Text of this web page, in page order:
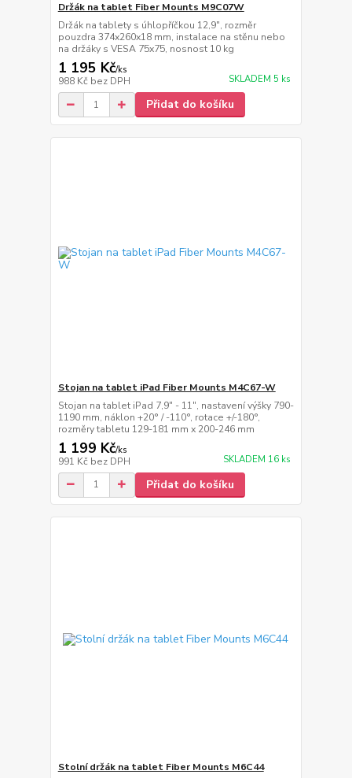
Držák na tablet Fiber Mounts M9C07W
Držák na tablety s úhlopříčkou 12,9", rozměr
pouzdra 374x260x18 mm, instalace na stěnu nebo
na držáky s VESA 75x75, nosnost 10 kg
1 195 Kč/ks
988 Kč bez DPH SKLADEM 5 ks
Přidat do košíku
Stojan na tablet iPad Fiber Mounts M4C67-W
Stojan na tablet iPad 7,9" - 11", nastavení výšky 790-
1190 mm, náklon +20° / -110°, rotace +/-180°,
rozměry tabletu 129-181 mm x 200-246 mm
1 199 Kč/ks
991 Kč bez DPH SKLADEM 16 ks
Přidat do košíku
Stolní držák na tablet Fiber Mounts M6C44